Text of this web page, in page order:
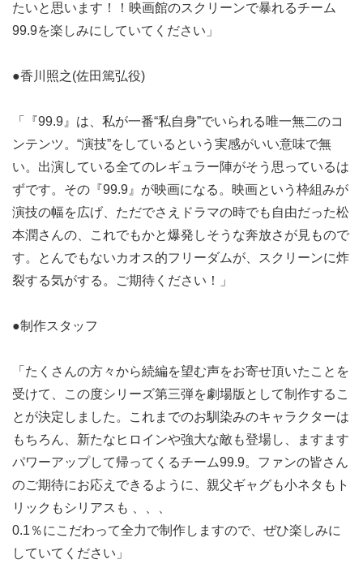
たいと思います！！映画館のスクリーンで暴れるチーム
99.9を楽しみにしていてください」
●香川照之(佐田篤弘役)
「『99.9』は、私が一番“私自身”でいられる唯一無二のコ
ンテンツ。“演技”をしているという実感がいい意味で無
い。出演している全てのレギュラー陣がそう思っているは
ずです。その『99.9』が映画になる。映画という枠組みが
演技の幅を広げ、ただでさえドラマの時でも自由だった松
本潤さんの、これでもかと爆発しそうな奔放さが見もので
す。とんでもないカオス的フリーダムが、スクリーンに炸
裂する気がする。ご期待ください！」
●制作スタッフ
「たくさんの方々から続編を望む声をお寄せ頂いたことを
受けて、この度シリーズ第三弾を劇場版として制作するこ
とが決定しました。これまでのお馴染みのキャラクターは
もちろん、新たなヒロインや強大な敵も登場し、ますます
パワーアップして帰ってくるチーム99.9。ファンの皆さん
のご期待にお応えできるように、親父ギャグも小ネタもト
リックもシリアスも 、、、
0.1％にこだわって全力で制作しますので、ぜひ楽しみに
していてください」